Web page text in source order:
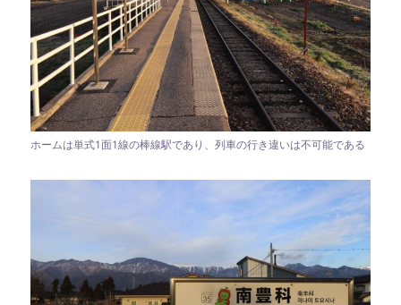
ホームは単式1面1線の棒線駅であり、列車の行き違いは不可能である